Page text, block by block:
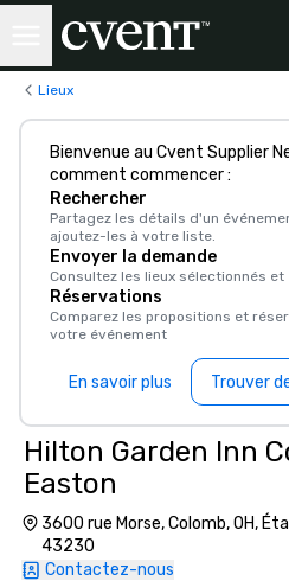
Lieux
Bienvenue au Cvent Supplier
comment commencer :
Rechercher
Partagez les détails d'un
ajoutez-les à votre liste.
Envoyer la demande
Consultez les lieux sélectionnés
Réservations
Comparez les propositions et
votre événement
En savoir plus Trouver
Hilton Garden Inn
Easton
3600 rue Morse, Colomb, OH,
43230
Contactez-nous